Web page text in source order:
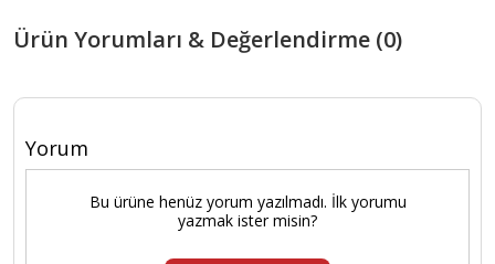
Ürün Yorumları & Değerlendirme (0)
Yorum
Bu ürüne henüz yorum yazılmadı. İlk yorumu
yazmak ister misin?